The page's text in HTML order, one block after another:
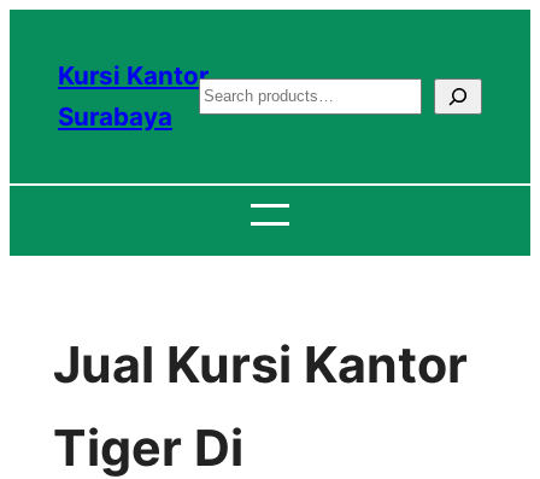
konten
Kursi Kantor
Surabaya
S
a
c
Jual Kursi Kantor
Tiger Di